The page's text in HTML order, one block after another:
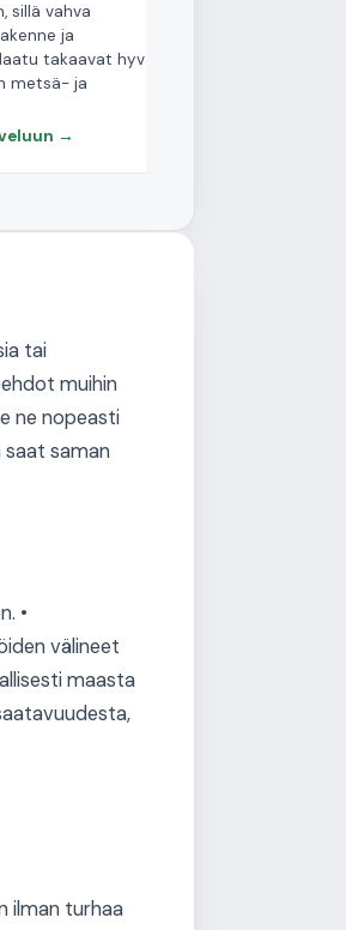
sillä vahva
ja
takaavat hyvän
metsä- ja
→
tai
muihin
ne nopeasti
saman
•
välineet
maasta
ilman turhaa